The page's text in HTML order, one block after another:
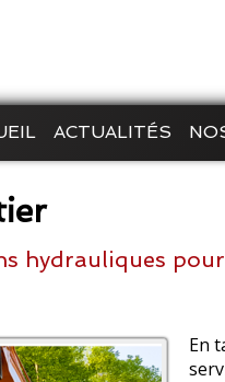
ACTUALITÉS
hydrauliques
En